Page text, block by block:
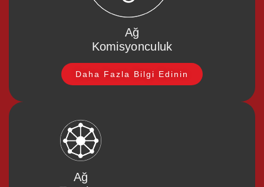
Ağ
Ağ
Komisyonculuk
Daha Fazla Bilgi Edinin